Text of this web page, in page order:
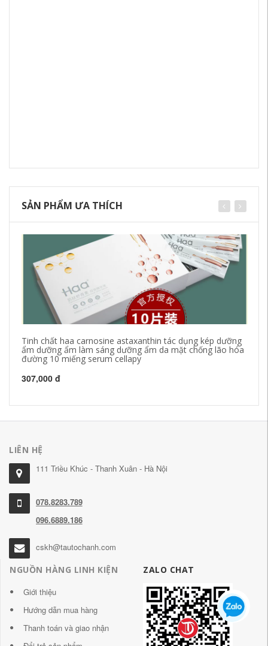
SẢN PHẨM ƯA THÍCH
Tinh chất haa carnosine astaxanthin tác dụng kép dưỡng
ẩm dưỡng ẩm làm sáng dưỡng ẩm da mặt chống lão hóa
đường 10 miếng serum cellapy
307,000 đ
LIÊN HỆ
111 Triều Khúc - Thanh Xuân - Hà Nội
078.8283.789
096.6889.186
cskh@tautochanh.com
NGUỒN HÀNG LINH KIỆN
Giới thiệu
Hướng dẫn mua hàng
Thanh toán và giao nhận
ZALO CHAT